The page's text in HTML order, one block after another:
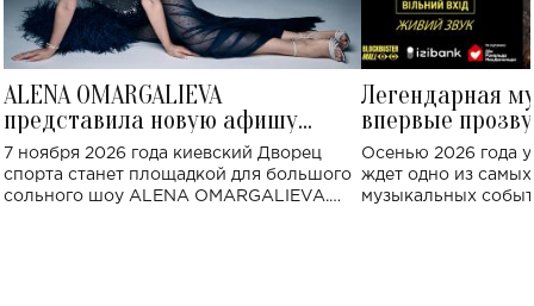
ALENA OMARGALIEVA
представила новую афишу
большого концерта во Дворце
спорта
7 ноября 2026 года киевский Дворец
спорта станет площадкой для большого
сольного шоу ALENA OMARGALIEVA.
Легендарная
впервые
Украине: где
Осенью 2026 года
ждет одно из
музыкальных